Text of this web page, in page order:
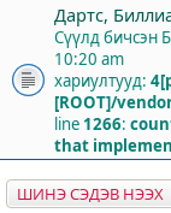
Дартс,
Сүүлд бичсэн
10:20 am
хариултууд: 4
[ROOT]/
line 1266:
that
ШИНЭ СЭДЭВ НЭЭХ